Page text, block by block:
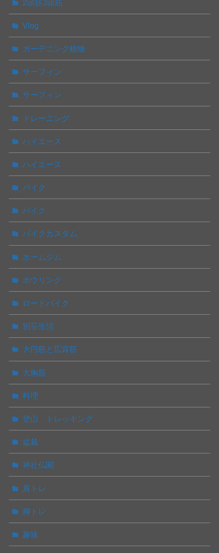
2頭筋3頭筋
Vlog
ガーデニング植物
サーフィン
サーフィン
トレーニング
ハイエース
ハイエース
バイク
バイク
バイクカスタム
ホームジム
ボウリング
ロードバイク
別荘生活
大円筋と広背筋
大胸筋
料理
登山 トレッキング
盆栽
神社仏閣
肩トレ
脚トレ
趣味